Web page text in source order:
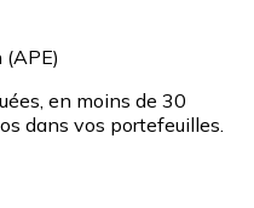
en moins de 30
dans vos portefeuilles.